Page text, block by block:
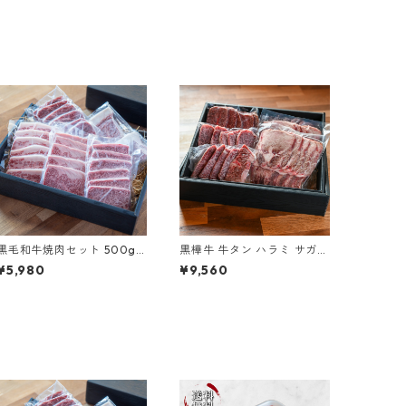
毛和牛焼肉セット 500g 5
部位セット
黒樺牛 牛タン ハラミ サガリ
焼肉セット 黒毛和牛 600g
¥9,560